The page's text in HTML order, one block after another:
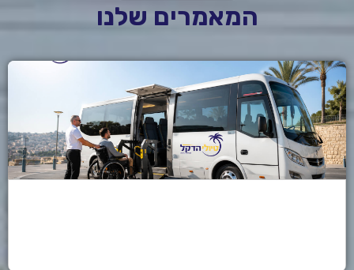
המאמרים שלנו